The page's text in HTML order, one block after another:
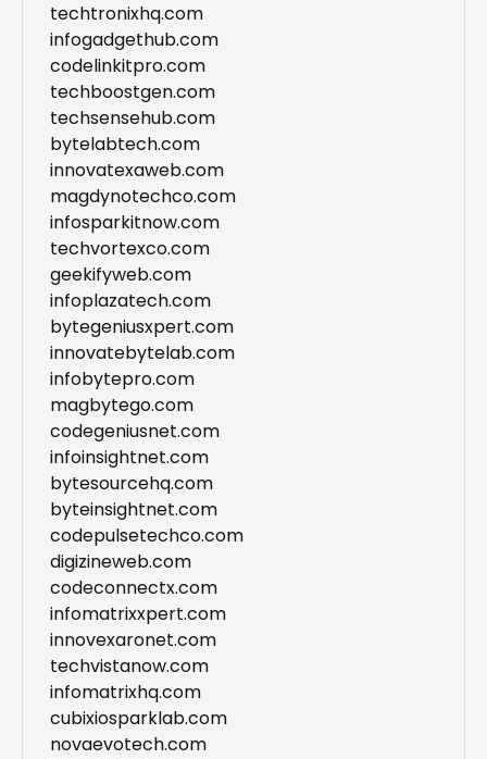
techtronixhq.com
infogadgethub.com
codelinkitpro.com
techboostgen.com
techsensehub.com
bytelabtech.com
innovatexaweb.com
magdynotechco.com
infosparkitnow.com
techvortexco.com
geekifyweb.com
infoplazatech.com
bytegeniusxpert.com
innovatebytelab.com
infobytepro.com
magbytego.com
codegeniusnet.com
infoinsightnet.com
bytesourcehq.com
byteinsightnet.com
codepulsetechco.com
digizineweb.com
codeconnectx.com
infomatrixxpert.com
innovexaronet.com
techvistanow.com
infomatrixhq.com
cubixiosparklab.com
novaevotech.com